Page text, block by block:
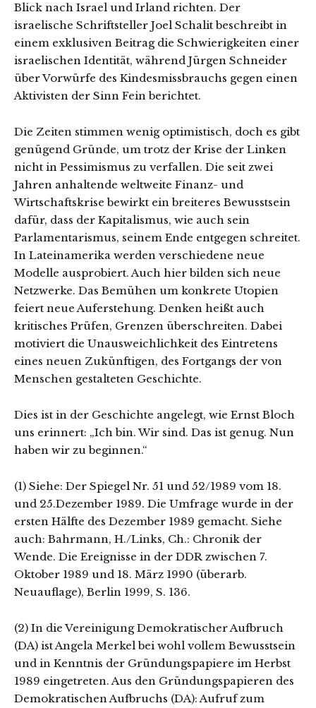
Blick nach Israel und Irland richten. Der
israelische Schriftsteller Joel Schalit beschreibt in
einem exklusiven Beitrag die Schwierigkeiten einer
israelischen Identität, während Jürgen Schneider
über Vorwürfe des Kindesmissbrauchs gegen einen
Aktivisten der Sinn Fein berichtet.
Die Zeiten stimmen wenig optimistisch, doch es gibt
genügend Gründe, um trotz der Krise der Linken
nicht in Pessimismus zu verfallen. Die seit zwei
Jahren anhaltende weltweite Finanz- und
Wirtschaftskrise bewirkt ein breiteres Bewusstsein
dafür, dass der Kapitalismus, wie auch sein
Parlamentarismus, seinem Ende entgegen schreitet.
In Lateinamerika werden verschiedene neue
Modelle ausprobiert. Auch hier bilden sich neue
Netzwerke. Das Bemühen um konkrete Utopien
feiert neue Auferstehung. Denken heißt auch
kritisches Prüfen, Grenzen überschreiten. Dabei
motiviert die Unausweichlichkeit des Eintretens
eines neuen Zukünftigen, des Fortgangs der von
Menschen gestalteten Geschichte.
Dies ist in der Geschichte angelegt, wie Ernst Bloch
uns erinnert: „Ich bin. Wir sind. Das ist genug. Nun
haben wir zu beginnen.“
(1) Siehe: Der Spiegel Nr. 51 und 52/1989 vom 18.
und 25.Dezember 1989. Die Umfrage wurde in der
ersten Hälfte des Dezember 1989 gemacht. Siehe
auch: Bahrmann, H./Links, Ch.: Chronik der
Wende. Die Ereignisse in der DDR zwischen 7.
Oktober 1989 und 18. März 1990 (überarb.
Neuauflage), Berlin 1999, S. 136.
(2) In die Vereinigung Demokratischer Aufbruch
(DA) ist Angela Merkel bei wohl vollem Bewusstsein
und in Kenntnis der Gründungspapiere im Herbst
1989 eingetreten. Aus den Gründungspapieren des
Demokratischen Aufbruchs (DA): Aufruf zum